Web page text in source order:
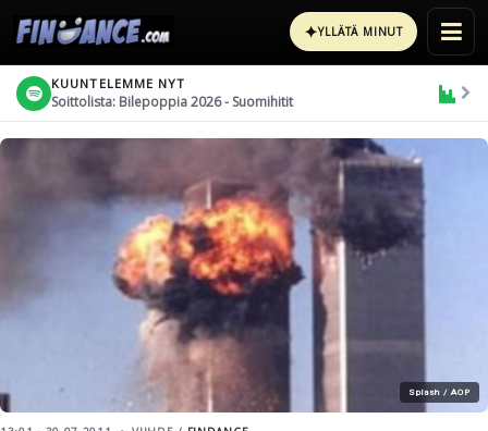
✦YLLÄTÄ MINUT
KUUNTELEMME NYT
Soittolista: Bilepoppia 2026 - Suomihitit
Splash / AOP